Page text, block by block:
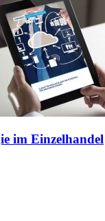
im Einzelhandel